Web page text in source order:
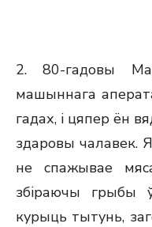
2. 80-гадовы
машыннага
гадах, і цяпер ён
здаровы чалавек.
не спажывае
збіраючы грыбы
курыць тытунь,